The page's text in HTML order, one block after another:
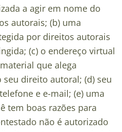
a agir em nome do
autorais; (b) uma
por direitos autorais
(c) o endereço virtual
que alega
direito autoral; (d) seu
e e-mail; (e) uma
tem boas razões para
não é autorizado